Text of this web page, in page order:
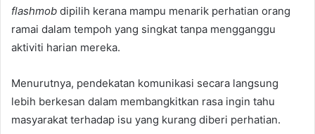
flashmob dipilih kerana mampu menarik perhatian orang
ramai dalam tempoh yang singkat tanpa mengganggu
aktiviti harian mereka.
Menurutnya, pendekatan komunikasi secara langsung
lebih berkesan dalam membangkitkan rasa ingin tahu
masyarakat terhadap isu yang kurang diberi perhatian.